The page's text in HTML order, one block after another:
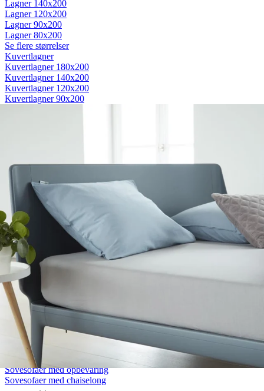
Lagner 140x200
Lagner 120x200
Lagner 90x200
Lagner 80x200
Se flere størrelser
Kuvertlagner
Kuvertlagner 180x200
Kuvertlagner 140x200
Kuvertlagner 120x200
Kuvertlagner 90x200
Faconlagner 90x200
Se flere størrelser
Øvrige lagner
Flade lagner
Moltonlagner
Stræklagner
Splitlagner
Vådliggerlagner
Rullemadrasser
Rullemadrasser 180x200
Rullemadrasser 140x200
Rullemadrasser 120x200
Rullemadrasser 90x200
Se flere størrelser
Sovesofaer
Vælg efter størrelse
2-personers sovesofaer
3-personers sovesofaer
Vælg efter funktion
Sovesofaer med opbevaring
Sovesofaer med chaiselong